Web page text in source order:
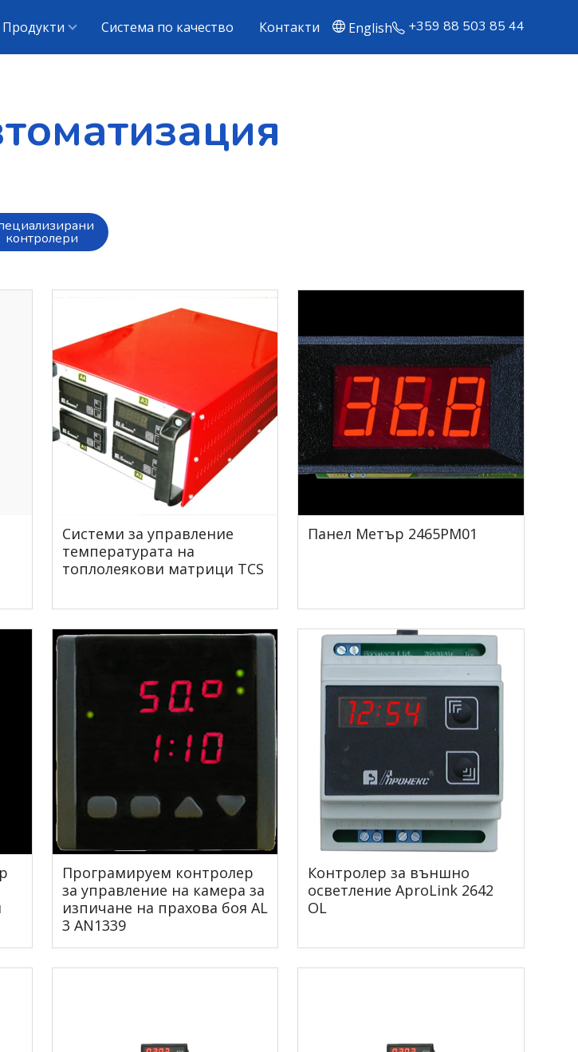
Продукти Система по качество Контакти English +359 88 503 85 44
контролери
Системи за управление
температурата на
топлолеякови матрици TCS
Панел Метър 2465PM01
Програмируем контролер
за управление на камера за
изпичане на прахова боя AL
3 AN1339
Контролер за външно
осветление AproLink 2642
OL